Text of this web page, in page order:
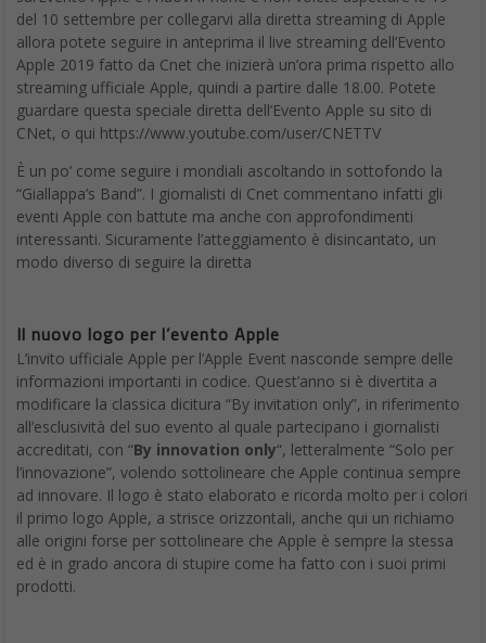
del 10 settembre per collegarvi alla diretta streaming di Apple
allora potete seguire in anteprima il live streaming dell’Evento
Apple 2019 fatto da Cnet che inizierà un’ora prima rispetto allo
streaming ufficiale Apple, quindi a partire dalle 18.00. Potete
guardare questa speciale diretta dell’Evento Apple su sito di
CNet, o qui https://www.youtube.com/user/CNETTV
È un po’ come seguire i mondiali ascoltando in sottofondo la
“Giallappa’s Band”. I giornalisti di Cnet commentano infatti gli
eventi Apple con battute ma anche con approfondimenti
interessanti. Sicuramente l’atteggiamento è disincantato, un
modo diverso di seguire la diretta
Il nuovo logo per l’evento Apple
L’invito ufficiale Apple per l’Apple Event nasconde sempre delle
informazioni importanti in codice. Quest’anno si è divertita a
modificare la classica dicitura “By invitation only”, in riferimento
all’esclusività del suo evento al quale partecipano i giornalisti
accreditati, con “By innovation only“, letteralmente “Solo per
l’innovazione”, volendo sottolineare che Apple continua sempre
ad innovare. Il logo è stato elaborato e ricorda molto per i colori
il primo logo Apple, a strisce orizzontali, anche qui un richiamo
alle origini forse per sottolineare che Apple è sempre la stessa
ed è in grado ancora di stupire come ha fatto con i suoi primi
prodotti.